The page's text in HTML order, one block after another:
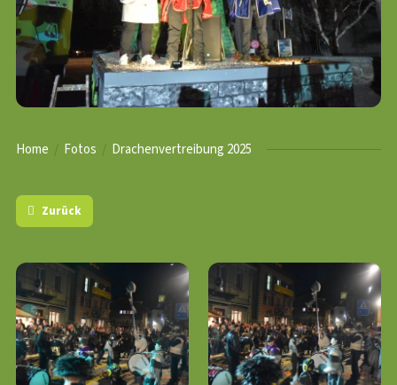
Home Fotos Drachenvertreibung 2025
Zurück